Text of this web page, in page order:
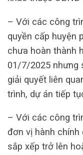
– Với các công
quyền cấp huyện
chưa hoàn thành
01/7/2025 nhưng
giải quyết liên
trình, dự án tiếp
– Với các công
đơn vị hành
sắp xếp trở lên